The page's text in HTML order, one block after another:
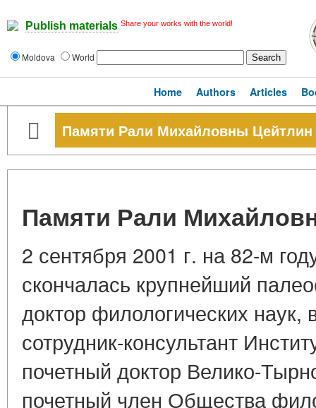
Publish materials Share your works with the world!
Moldova World
Home Authors Articles
Памяти Рали Михайловны Цейтлин
Памяти Рали
2 сентября 2001 г. на 82-м
скончалась крупнейший
доктор филологических
сотрудник-консультант
почетный доктор Велико-
почетный член Общества